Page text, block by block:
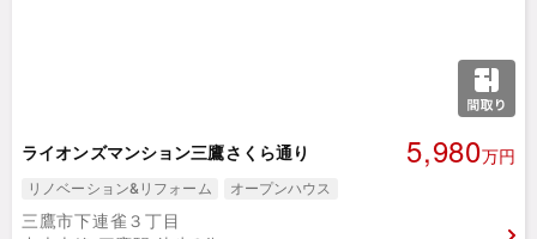
ライオンズマンション三鷹さくら通り 5,980万円
リノベーション&リフォーム オープンハウス
三鷹市下連雀３丁目